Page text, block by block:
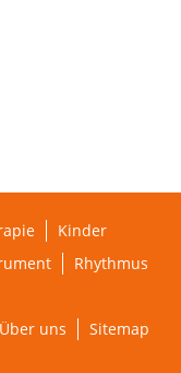
Kinder
Rhythmus
Über uns
Sitemap